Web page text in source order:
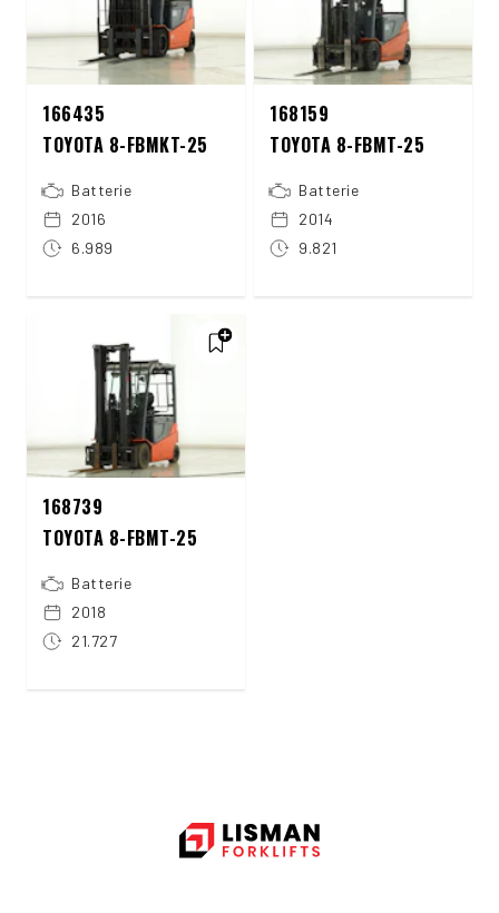
166435
TOYOTA 8-FBMKT-25
Batterie
2016
6.989
168159
TOYOTA 8-FBMT-25
Batterie
2014
9.821
168739
TOYOTA 8-FBMT-25
Batterie
2018
21.727